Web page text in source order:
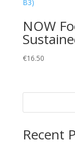
NOW
€16.50
Recent